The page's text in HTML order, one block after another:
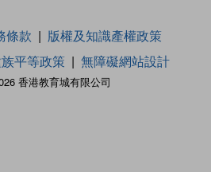
香港教育城有限公司
條款
版權及知識產權政策
平等政策 無障礙網站設計